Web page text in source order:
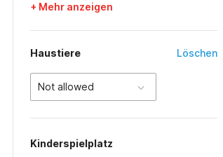
+ Mehr anzeigen
Haustiere Löschen
Not allowed
Kinderspielplatz